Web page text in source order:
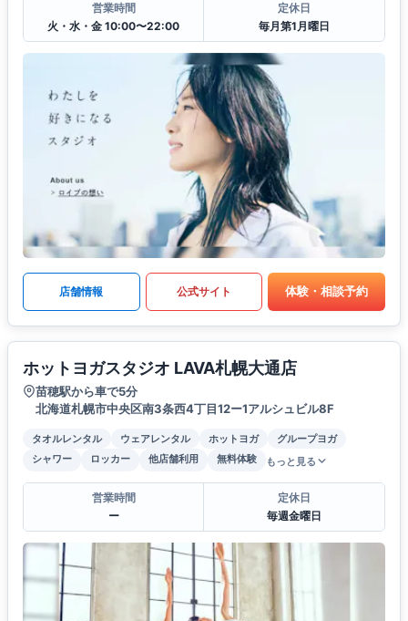
営業時間
火・水・金 10:00〜22:00
定休日
毎月第1月曜日
店舗情報 公式サイト 体験・相談予約
ホットヨガスタジオ LAVA札幌大通店
苗穂駅から車で5分
北海道札幌市中央区南3条西4丁目12ー1アルシュビル8F
タオルレンタル ウェアレンタル ホットヨガ
グループヨガ
シャワー
ロッカー 他店舗利用 無料体験 もっと見る
営業時間
ー
定休日
毎週金曜日